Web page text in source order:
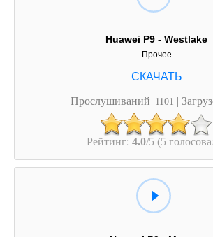
Huawei P9 - Westlake
Прочее
Прослушиваний 1101 |
Рейтинг: 4.0/5 (5